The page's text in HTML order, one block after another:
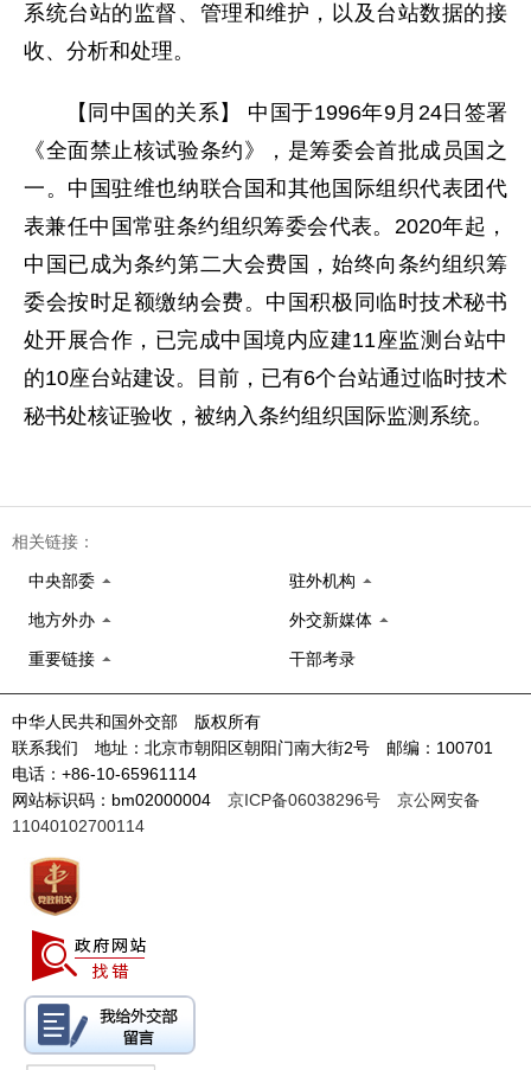
系统台站的监督、管理和维护，以及台站数据的接
收、分析和处理。
【同中国的关系】 中国于1996年9月24日签署
《全面禁止核试验条约》，是筹委会首批成员国之
一。中国驻维也纳联合国和其他国际组织代表团代
表兼任中国常驻条约组织筹委会代表。2020年起，
中国已成为条约第二大会费国，始终向条约组织筹
委会按时足额缴纳会费。中国积极同临时技术秘书
处开展合作，已完成中国境内应建11座监测台站中
的10座台站建设。目前，已有6个台站通过临时技术
秘书处核证验收，被纳入条约组织国际监测系统。
相关链接：
中央部委 驻外机构
地方外办 外交新媒体
重要链接 干部考录
中华人民共和国外交部 版权所有
联系我们 地址：北京市朝阳区朝阳门南大街2号 邮编：100701
电话：+86-10-65961114
网站标识码：bm02000004 京ICP备06038296号
京公网安备
11040102700114